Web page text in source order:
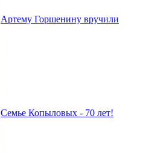
Артему Горшенину вручили
Семье Копыловых - 70 лет!